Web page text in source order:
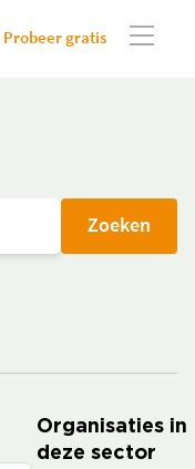
Probeer gratis
Zoeken
Organisaties in
deze sector